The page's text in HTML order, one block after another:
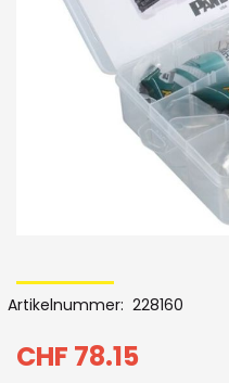
to
the
beginning
CHF 78.15
Artikelnummer 228160